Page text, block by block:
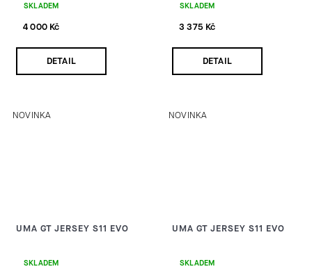
SKLADEM
4 000 Kč
DETAIL
SKLADEM
3 375 Kč
DETAIL
NOVINKA
UMA GT JERSEY S11 EVO
SKLADEM
NOVINKA
UMA GT JERSEY S11 EVO
SKLADEM